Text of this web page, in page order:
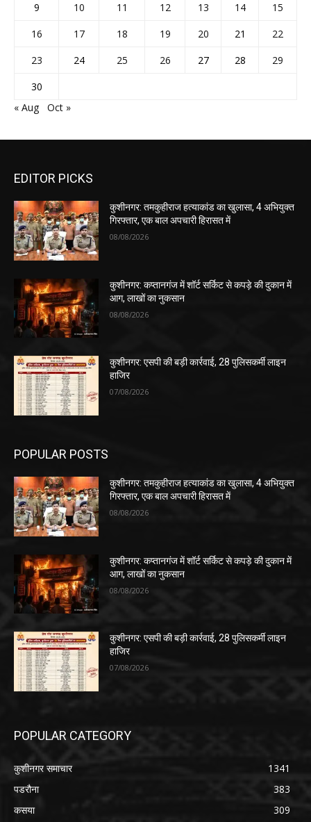
9
10 11 12 13 14
15
16
17 18 19 20 21
22
23
24 25 26 27 28
29
30
« Aug
Oct »
EDITOR PICKS
कुशीनगर: तमकुहीराज हत्याकांड का खुलासा, 4 अभियुक्त
गिरफ्तार, एक बाल अपचारी हिरासत में
08/08/2026
कुशीनगर: कप्तानगंज में शॉर्ट सर्किट से कपड़े की दुकान में
आग, लाखों का नुकसान
08/08/2026
कुशीनगर: एसपी की बड़ी कार्रवाई, 28 पुलिसकर्मी लाइन
हाजिर
07/08/2026
POPULAR POSTS
कुशीनगर: तमकुहीराज हत्याकांड का खुलासा, 4 अभियुक्त
गिरफ्तार, एक बाल अपचारी हिरासत में
08/08/2026
कुशीनगर: कप्तानगंज में शॉर्ट सर्किट से कपड़े की दुकान में
आग, लाखों का नुकसान
08/08/2026
कुशीनगर: एसपी की बड़ी कार्रवाई, 28 पुलिसकर्मी लाइन
हाजिर
07/08/2026
POPULAR CATEGORY
कुशीनगर समाचार
1341
पडरौना
383
कसया
309